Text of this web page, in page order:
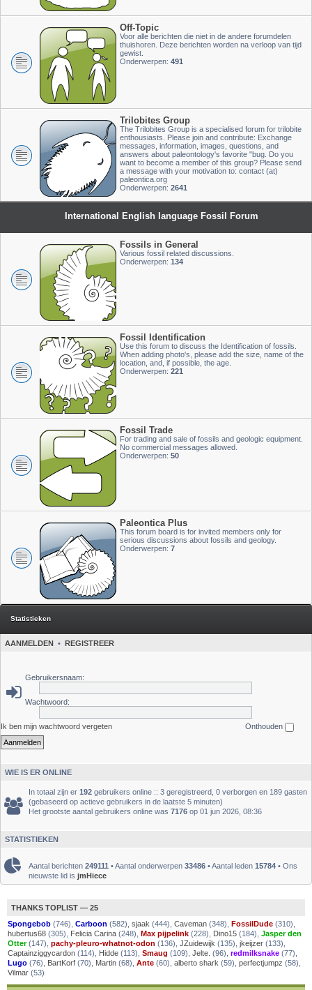
Off-Topic
Voor alle berichten die niet in de andere forumdelen
thuishoren. Deze berichten worden na verloop van tijd
gewist.
Onderwerpen: 491
Trilobites Group
The Trilobites Group is a specialised forum for trilobite
enthousiasts. Please join and contribute: Exchange
messages, information, images, questions, and
answers about paleontology's favorite "bug. Do you
want to become a member of this group? Please send
a message with your motivation to: contact (at)
paleontica.org
Onderwerpen: 2641
International English language Fossil Forum
Fossils in General
Various fossil related discussions.
Onderwerpen: 134
Fossil Identification
Use this forum to discuss the Identification of fossils.
When adding photo's, please add the size, name of the
location, and, if possible, the age.
Onderwerpen: 221
Fossil Trade
For trading and sale of fossils and geologic equipment.
No commercial messages allowed.
Onderwerpen: 50
Paleontica Plus
This forum board is for invited members only for
serious discussions about fossils and geology.
Onderwerpen: 7
Statistieken
AANMELDEN • REGISTREER
Gebruikersnaam:
Wachtwoord:
Ik ben mijn wachtwoord vergeten Onthouden
WIE IS ER ONLINE
In totaal zijn er 192 gebruikers online :: 3 geregistreerd, 0 verborgen en 189 gasten
(gebaseerd op actieve gebruikers in de laatste 5 minuten)
Het grootste aantal gebruikers online was 7176 op 01 jun 2026, 08:36
STATISTIEKEN
Aantal berichten 249111 • Aantal onderwerpen 33486 • Aantal leden 15784 • Ons
nieuwste lid is jmHiece
THANKS TOPLIST — 25
Spongebob (746), Carboon (582), sjaak (444), Caveman (348), FossilDude (310),
hubertus68 (305), Felicia Carina (248), Max pijpelink (228), Dino15 (184), Jasper den
Otter(147), pachy-pleuro-whatnot-odon (136), JZuidewijk (135), jkeijzer (133),
Captainziggycardon (114), Hidde (113), Smaug (109), Jelte. (96), redmilksnake (77),
Lugo (76), BartKorf (70), Martin (68), Ante (60), alberto shark (59), perfectjumpz (58),
Vilmar (53)